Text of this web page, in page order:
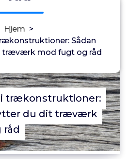
Hjem >
Sådan
træværk mod fugt og råd
trækonstruktioner:
du dit træværk
råd